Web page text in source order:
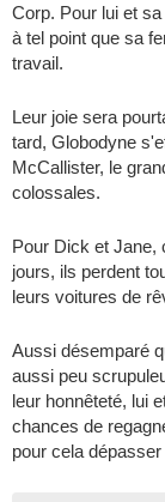
Corp. Pour lui et
à tel point que sa
travail.
Leur joie sera
tard, Globodyne
McCallister, le
colossales.
Pour Dick et Jane,
jours, ils perdent
leurs voitures de
Aussi désemparé
aussi peu
leur honnêteté, lui
chances de
pour cela